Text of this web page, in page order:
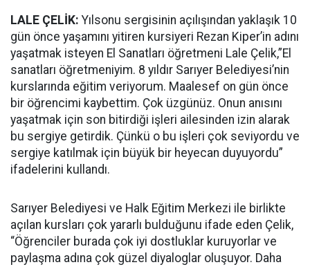
LALE ÇELİK: Yılsonu sergisinin açılışından yaklaşık 10
gün önce yaşamını yitiren kursiyeri Rezan Kiper’in adını
yaşatmak isteyen El Sanatları öğretmeni Lale Çelik,”El
sanatları öğretmeniyim. 8 yıldır Sarıyer Belediyesi’nin
kurslarında eğitim veriyorum. Maalesef on gün önce
bir öğrencimi kaybettim. Çok üzgünüz. Onun anısını
yaşatmak için son bitirdiği işleri ailesinden izin alarak
bu sergiye getirdik. Çünkü o bu işleri çok seviyordu ve
sergiye katılmak için büyük bir heyecan duyuyordu”
ifadelerini kullandı.
Sarıyer Belediyesi ve Halk Eğitim Merkezi ile birlikte
açılan kursları çok yararlı bulduğunu ifade eden Çelik,
“Öğrenciler burada çok iyi dostluklar kuruyorlar ve
paylaşma adına çok güzel diyaloglar oluşuyor. Daha